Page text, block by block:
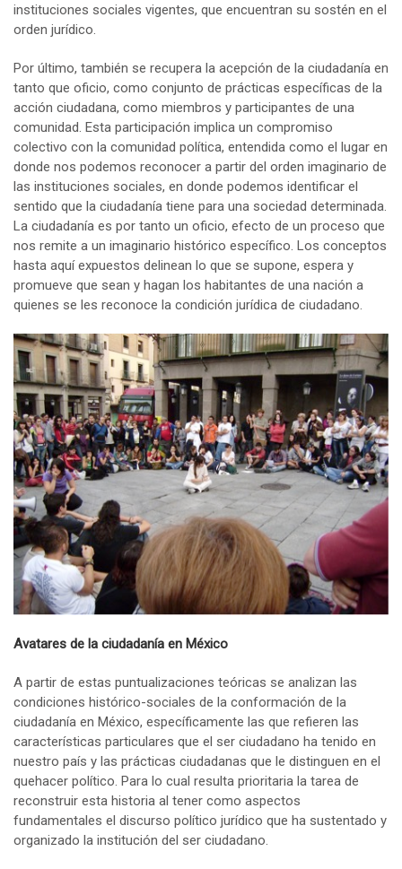
instituciones sociales vigentes, que encuentran su sostén en el
orden jurídico.
Por último, también se recupera la acepción de la ciudadanía en
tanto que oficio, como conjunto de prácticas específicas de la
acción ciudadana, como miembros y participantes de una
comunidad. Esta participación implica un compromiso
colectivo con la comunidad política, entendida como el lugar en
donde nos podemos reconocer a partir del orden imaginario de
las instituciones sociales, en donde podemos identificar el
sentido que la ciudadanía tiene para una sociedad determinada.
La ciudadanía es por tanto un oficio, efecto de un proceso que
nos remite a un imaginario histórico específico. Los conceptos
hasta aquí expuestos delinean lo que se supone, espera y
promueve que sean y hagan los habitantes de una nación a
quienes se les reconoce la condición jurídica de ciudadano.
Avatares de la ciudadanía en México
A partir de estas puntualizaciones teóricas se analizan las
condiciones histórico-sociales de la conformación de la
ciudadanía en México, específicamente las que refieren las
características particulares que el ser ciudadano ha tenido en
nuestro país y las prácticas ciudadanas que le distinguen en el
quehacer político. Para lo cual resulta prioritaria la tarea de
reconstruir esta historia al tener como aspectos
fundamentales el discurso político jurídico que ha sustentado y
organizado la institución del ser ciudadano.